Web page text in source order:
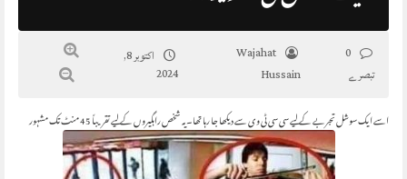
0
تبصرے
Wajahat
Hussain
اکتوبر 8,
2024
اسے ایک سوشل تجربے کے لیے سی سی ٹی وی سے دیکھا جا رہا تھا۔ یہ شخص راہگیروں کے لیے تقریباً 45 منٹ تک مشہور